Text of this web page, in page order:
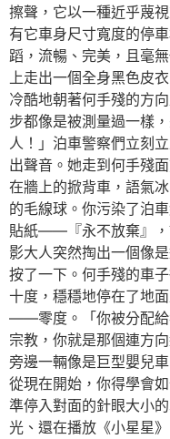
擦聲，它以一種近乎蔑
有它車身尺寸寬度的停
蹈，流暢、完美，且毫
上走出一個全身黑色皮
冷酷地朝著何手殘的方
步都像是被測量過一樣
人！」泊車警察們立刻
出聲音。她走到何手殘
在牆上的掀背車，語氣
的毛線球。你污染了泊
貼紙——『永不放棄』，
影大人突然掏出一個像
按了一下。何手殘的車
十度，穩穩地停在了地
——零度。「你被分配給
宗教，你就是那個連方
旁邊一輛像是巨型嬰兒
從現在開始，你得學會
準停入對面的針眼大小
光、還在播放《小星星